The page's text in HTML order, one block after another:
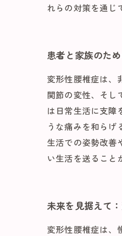
れらの対策を通じ
患者と家族のた
変形性腰椎症は、
関節の変性、そし
は日常生活に支障
うな痛みを和ら
生活での姿勢改善
い生活を送ること
未来を見据えて
変形性腰椎症は、